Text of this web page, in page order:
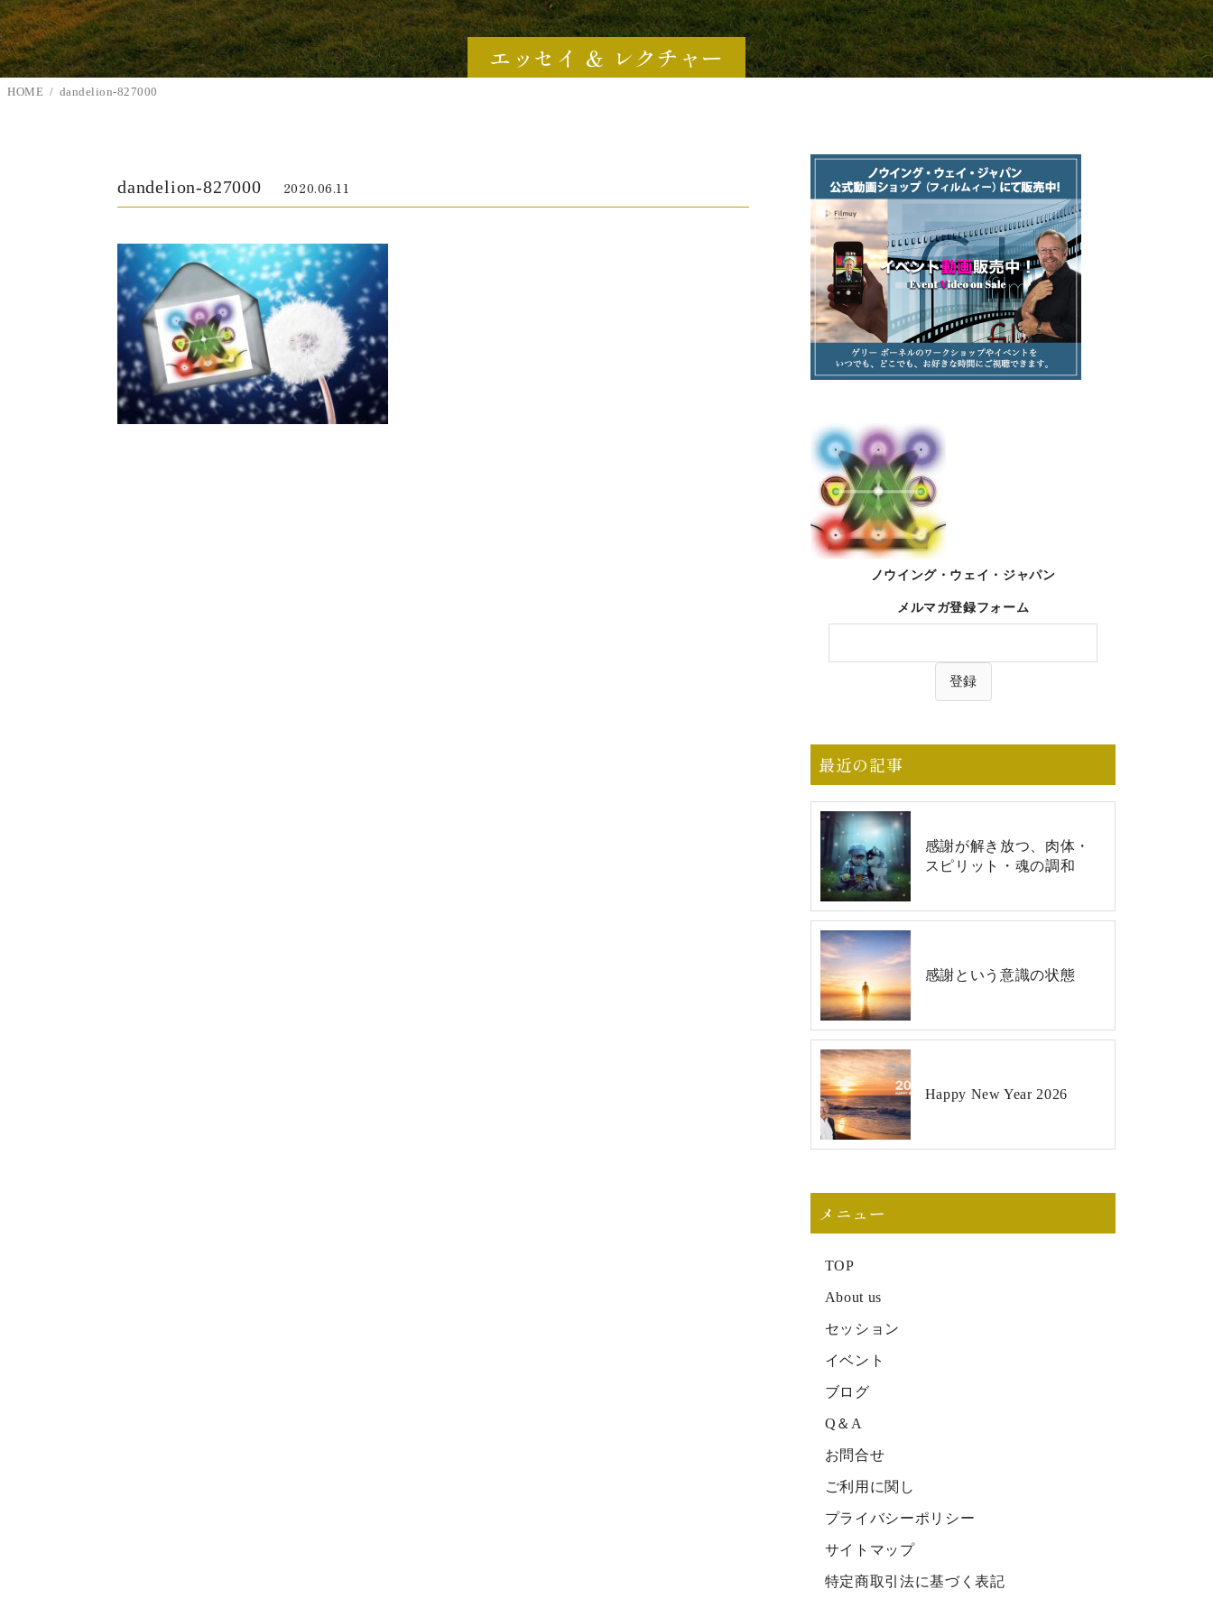
エッセイ ＆ レクチャー
HOME dandelion-827000
dandelion-827000 2020.06.11
ノウイング・ウェイ・ジャパン
メルマガ登録フォーム
最近の記事
感謝が解き放つ、肉体・
スピリット・魂の調和
感謝という意識の状態
Happy New Year 2026
メニュー
TOP
About us
セッション
イベント
ブログ
Q＆A
お問合せ
ご利用に関し
プライバシーポリシー
サイトマップ
特定商取引法に基づく表記